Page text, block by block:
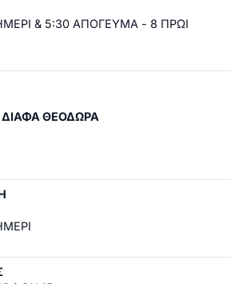
& 5:30 ΑΠΟΓΕΥΜΑ - 8 ΠΡΩΙ
ΘΕΟΔΩΡΑ